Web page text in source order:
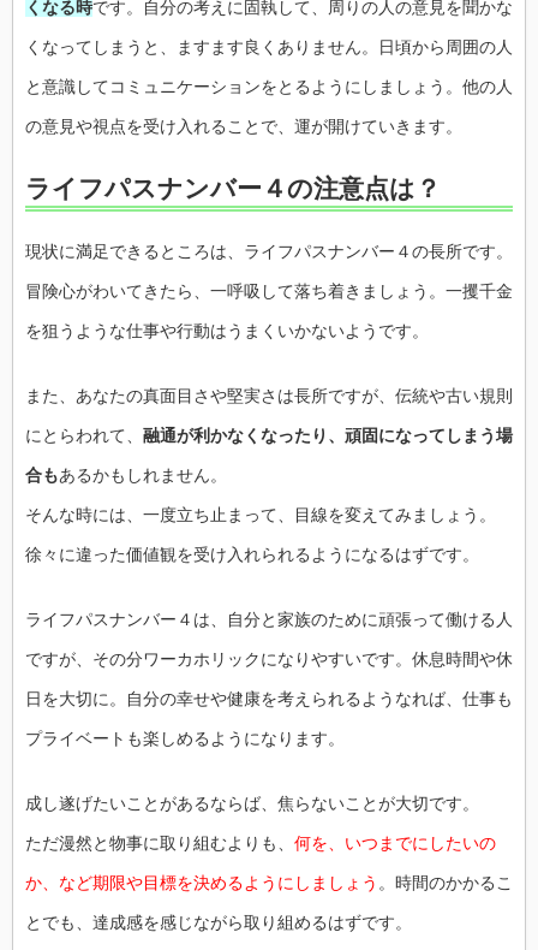
くなる時です。自分の考えに固執して、周りの人の意見を聞かな
くなってしまうと、ますます良くありません。日頃から周囲の人
と意識してコミュニケーションをとるようにしましょう。他の人
の意見や視点を受け入れることで、運が開けていきます。
ライフパスナンバー４の注意点は？
現状に満足できるところは、ライフパスナンバー４の長所です。
冒険心がわいてきたら、一呼吸して落ち着きましょう。一攫千金
を狙うような仕事や行動はうまくいかないようです。
また、あなたの真面目さや堅実さは長所ですが、伝統や古い規則
にとらわれて、 融通が利かなくなったり、頑固になってしまう場
合もあるかもしれません。
そんな時には、一度立ち止まって、目線を変えてみましょう。
徐々に違った価値観を受け入れられるようになるはずです。
ライフパスナンバー４は、自分と家族のために頑張って働ける人
ですが、その分ワーカホリックになりやすいです。休息時間や休
日を大切に。自分の幸せや健康を考えられるようなれば、仕事も
プライベートも楽しめるようになります。
成し遂げたいことがあるならば、焦らないことが大切です。
ただ漫然と物事に取り組むよりも、 何を、いつまでにしたいの
か、など期限や目標を決めるようにしましょう 。時間のかかるこ
とでも、達成感を感じながら取り組めるはずです。